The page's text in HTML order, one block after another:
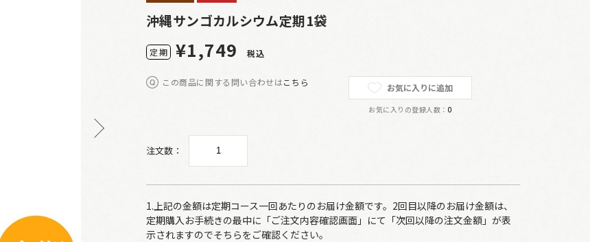
沖縄サンゴカルシウム定期1袋
定期 ¥1,749 税込
この商品に関する問い合わせはこちら お気に入りに追加
お気に入りの登録人数： 0
注文数：
1.上記の金額は定期コース一回あたりのお届け金額です。2回目以降のお届け金額は、
定期購入お手続きの最中に「ご注文内容確認画面」にて「次回以降の注文金額」が表
示されますのでそちらをご確認ください。